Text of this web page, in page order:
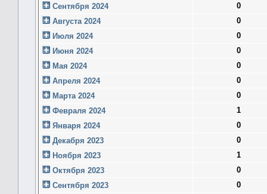
Сентября 2024
0
Августа 2024
0
Июля 2024
0
Июня 2024
0
Мая 2024
0
Апреля 2024
0
Марта 2024
0
Февраля 2024
1
Января 2024
0
Декабря 2023
0
Ноября 2023
1
Октября 2023
0
Сентября 2023
0